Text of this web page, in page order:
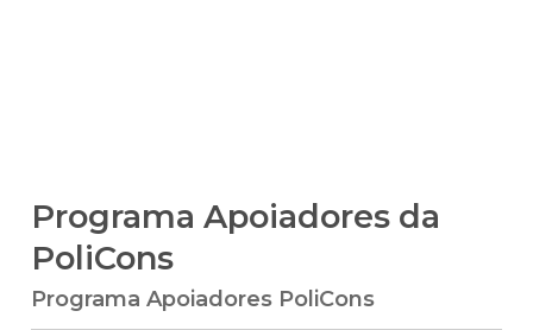
Programa Apoiadores da
PoliCons
Programa Apoiadores PoliCons